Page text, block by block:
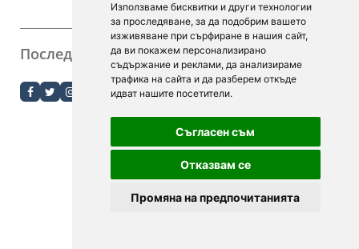
Използваме бисквитки и други технологии
за проследяване, за да подобрим вашето
изживяване при сърфиране в нашия сайт,
да ви покажем персонализирано
съдържание и реклами, да анализираме
трафика на сайта и да разберем откъде
идват нашите посетители.
Съгласен съм
Отказвам се
Промяна на предпочитанията
F.A.Q.
Последвайте ни
order.bg
Digitalno Menu